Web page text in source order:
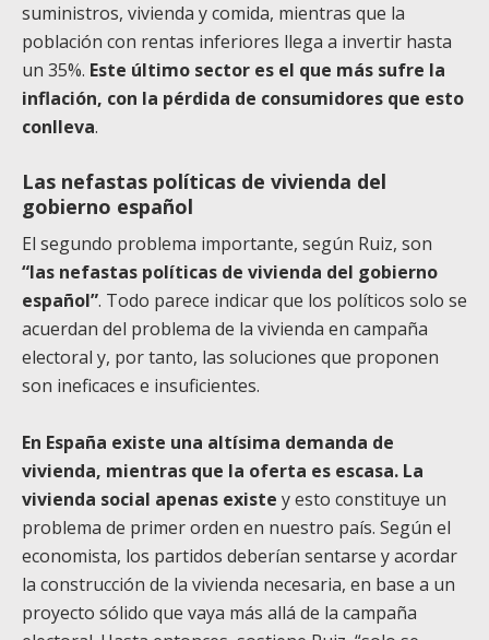
suministros, vivienda y comida, mientras que la
población con rentas inferiores llega a invertir hasta
un 35%. Este último sector es el que más sufre la
inflación, con la pérdida de consumidores que esto
conlleva.
Las nefastas políticas de vivienda del
gobierno español
El segundo problema importante, según Ruiz, son
“las nefastas políticas de vivienda del gobierno
español”. Todo parece indicar que los políticos solo se
acuerdan del problema de la vivienda en campaña
electoral y, por tanto, las soluciones que proponen
son ineficaces e insuficientes.
En España existe una altísima demanda de
vivienda, mientras que la oferta es escasa. La
vivienda social apenas existe y esto constituye un
problema de primer orden en nuestro país. Según el
economista, los partidos deberían sentarse y acordar
la construcción de la vivienda necesaria, en base a un
proyecto sólido que vaya más allá de la campaña